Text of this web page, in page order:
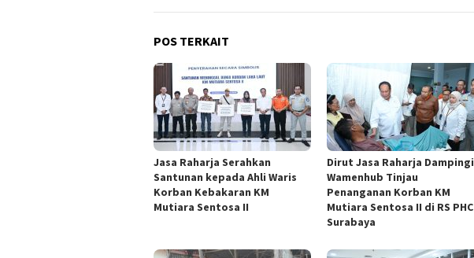
POS TERKAIT
Jasa Raharja Serahkan
Santunan kepada Ahli Waris
Korban Kebakaran KM
Mutiara Sentosa II
Dirut Jasa Raharja Dampingi
Wamenhub Tinjau
Penanganan Korban KM
Mutiara Sentosa II di RS PHC
Surabaya